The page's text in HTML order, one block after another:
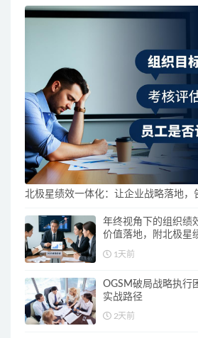
北极星绩效一体化：让企业战略落地，
年终视角下的组织绩
价值落地，附北极星
1天前
OGSM破局战略执行
实战路径
2天前